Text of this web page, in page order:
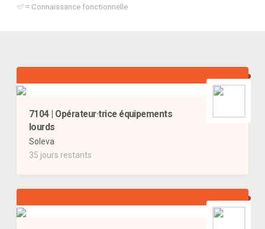
= Connaissance fonctionnelle
7104 | Opérateur·trice équipements
lourds
Soleva
35 jours restants